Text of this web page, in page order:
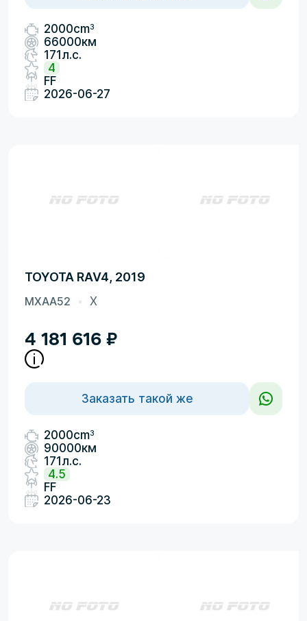
2000cm3
66000км
171л.с.
4
FF
2026-06-27
TOYOTA RAV4, 2019
MXAA52 X
4 181 616 ₽
Заказать такой же
2000cm3
90000км
171л.с.
4.5
FF
2026-06-23